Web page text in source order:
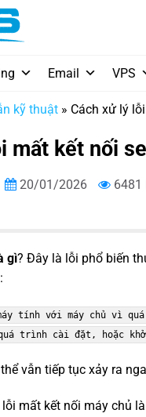
Email VPS
kỹ thuật » Cách xử lý
mất kết nối
20/01/2026 6481
gì? Đây là lỗi phổ biến
tính với máy chủ vì
trình cài đặt, hoặc
vẫn tiếp tục xảy ra
mất kết nối máy chủ